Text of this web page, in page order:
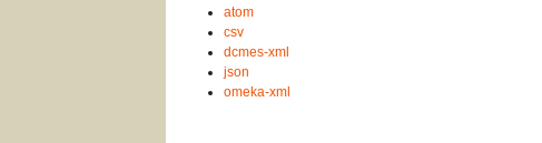
atom
csv
dcmes-xml
json
omeka-xml